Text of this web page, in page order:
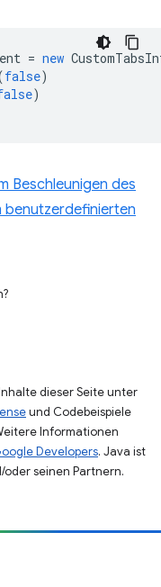
= new
false)
)
Beschleunigen des
benutzerdefinierten
dieser Seite unter
und Codebeispiele
Informationen
Developers. Java ist
seinen Partnern.